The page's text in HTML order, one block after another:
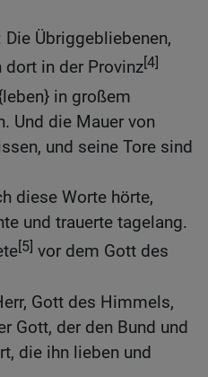
Übriggebliebenen,
dort in der Provinz[4]
in großem
Und die Mauer von
und seine Tore sind
diese Worte hörte,
und trauerte tagelang.
[5] vor dem Gott des
Gott des Himmels,
Gott, der den Bund und
die ihn lieben und